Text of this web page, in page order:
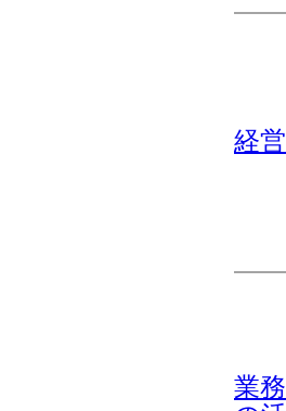
経
業